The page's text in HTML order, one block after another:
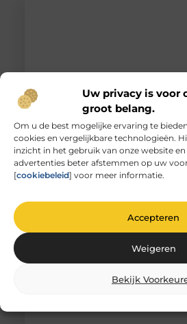
Uw privacy is voor
groot belang.
Om u de best mogelijke ervaring te
cookies en vergelijkbare technologieën.
inzicht in het gebruik van onze website
advertenties beter afstemmen op uw
[cookiebeleid] voor meer informatie.
Accepteren
Weigeren
Bekijk
Unieke herinneringen vervat
glas
De magie van glas graveren Heb
stilgestaan bij de magie van glas